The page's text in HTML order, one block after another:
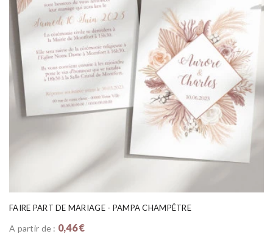
FAIRE PART DE MARIAGE - PAMPA CHAMPÊTRE
A partir de : 0,46 €